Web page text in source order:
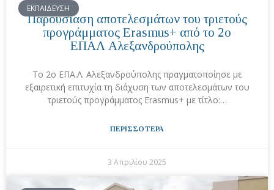
ΕΚΠΑΙΔΕΥΣΗ
Παρουσίαση αποτελεσμάτων του τριετούς
προγράμματος Erasmus+ από το 2ο
ΕΠΑΛ Αλεξανδρούπολης
Το 2ο ΕΠΑ.Λ. Αλεξανδρούπολης πραγματοποίησε με
εξαιρετική επιτυχία τη διάχυση των αποτελεσμάτων του
τριετούς προγράμματος Erasmus+ με τίτλο:…
ΠΕΡΙΣΣΟΤΕΡΑ
3 Απριλίου 2025